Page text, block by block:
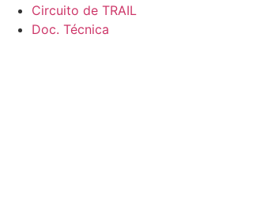
Circuito de TRAIL
Doc. Técnica